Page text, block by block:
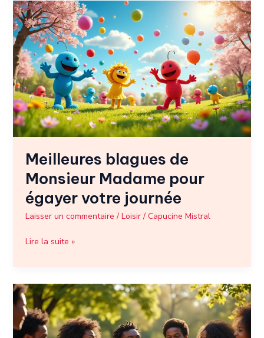
Meilleures blagues de
Monsieur Madame pour
égayer votre journée
Laisser un commentaire / Loisir/ Capucine Mistral
Meilleures
blagues
de
Monsieur
Madame
pour
égayer
votre
journée
Lire la suite »
Les
meilleures
blagues
sur